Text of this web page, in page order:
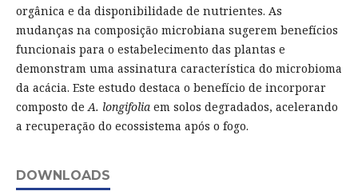
orgânica e da disponibilidade de nutrientes. As
mudanças na composição microbiana sugerem benefícios
funcionais para o estabelecimento das plantas e
demonstram uma assinatura característica do microbioma
da acácia. Este estudo destaca o benefício de incorporar
composto deA. longifoliaem solos degradados, acelerando
a recuperação do ecossistema após o fogo.
DOWNLOADS